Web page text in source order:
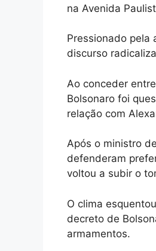
na Avenida
Pressionado pela
discurso
Ao conceder
Bolsonaro foi
relação com
Após o ministro
defenderam
voltou a subir o
O clima
decreto de
armamentos.